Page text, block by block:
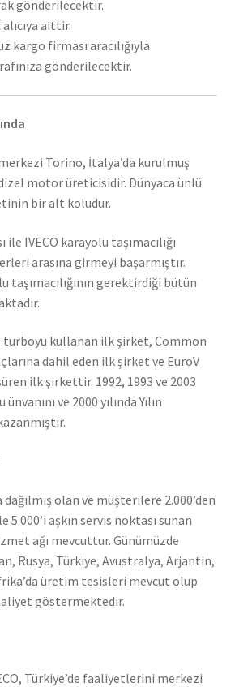
gönderilecektir.
aittir.
kargo firması aracılığıyla
gönderilecektir.
merkezi Torino, İtalya’da kurulmuş
motor üreticisidir. Dünyaca ünlü
bir alt koludur.
ile IVECO karayolu taşımacılığı
arasına girmeyi başarmıştır.
taşımacılığının gerektirdiği bütün
turboyu kullanan ilk şirket, Common
dahil eden ilk şirket ve EuroV
ilk şirkettir. 1992, 1993 ve 2003
ünvanını ve 2000 yılında Yılın
dağılmış olan ve müşterilere 2.000’den
5.000’i aşkın servis noktası sunan
ağı mevcuttur. Günümüzde
Rusya, Türkiye, Avustralya, Arjantin,
üretim tesisleri mevcut olup
göstermektedir.
Türkiye’de faaliyetlerini merkezi